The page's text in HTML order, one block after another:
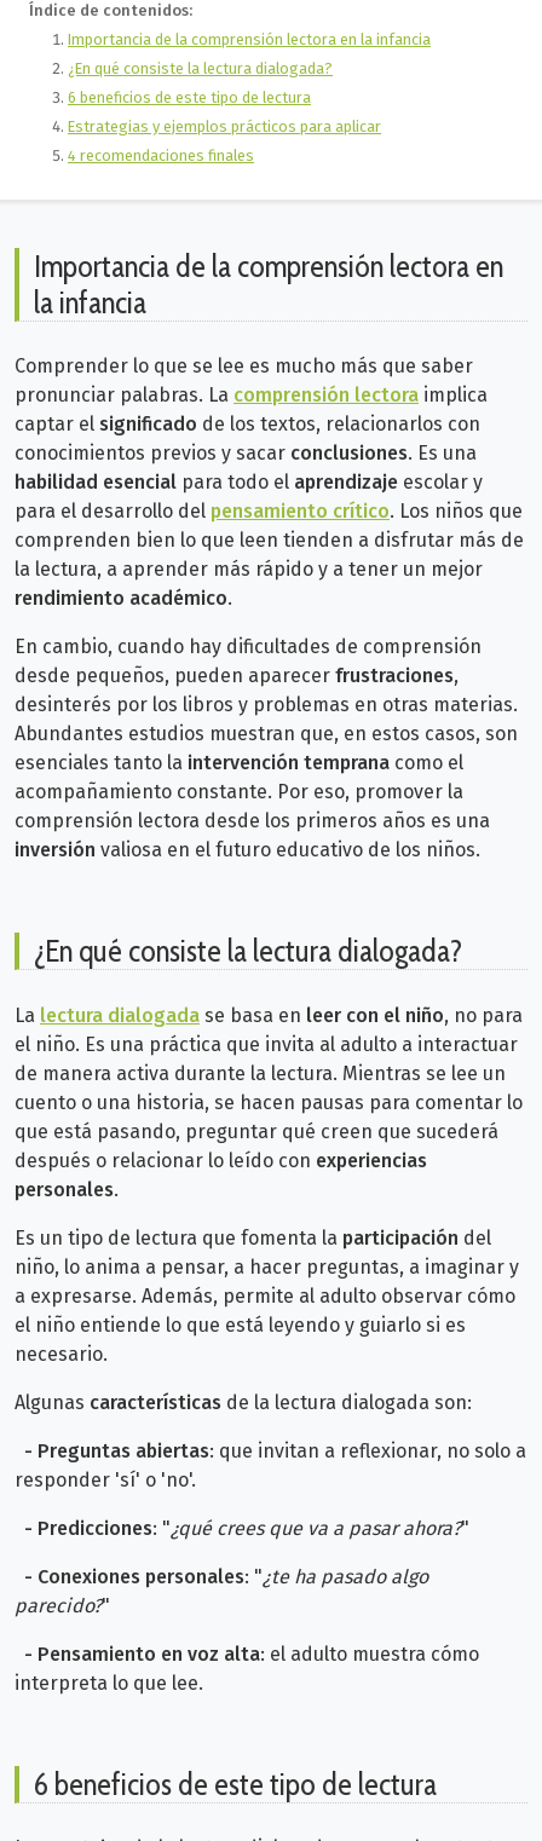
Índice de contenidos:
Importancia de la comprensión lectora en la infancia
¿En qué consiste la lectura dialogada?
6 beneficios de este tipo de lectura
Estrategias y ejemplos prácticos para aplicar
4 recomendaciones finales
Importancia de la comprensión lectora en
la infancia
Comprender lo que se lee es mucho más que saber
pronunciar palabras. La comprensión lectora implica
captar el significado de los textos, relacionarlos con
conocimientos previos y sacar conclusiones. Es una
habilidad esencial para todo el aprendizaje escolar y
para el desarrollo del pensamiento crítico. Los niños que
comprenden bien lo que leen tienden a disfrutar más de
la lectura, a aprender más rápido y a tener un mejor
rendimiento académico.
En cambio, cuando hay dificultades de comprensión
desde pequeños, pueden aparecer frustraciones,
desinterés por los libros y problemas en otras materias.
Abundantes estudios muestran que, en estos casos, son
esenciales tanto la intervención temprana como el
acompañamiento constante. Por eso, promover la
comprensión lectora desde los primeros años es una
inversión valiosa en el futuro educativo de los niños.
¿En qué consiste la lectura dialogada?
La lectura dialogada se basa en leer con el niño, no para
el niño. Es una práctica que invita al adulto a interactuar
de manera activa durante la lectura. Mientras se lee un
cuento o una historia, se hacen pausas para comentar lo
que está pasando, preguntar qué creen que sucederá
después o relacionar lo leído con experiencias
personales.
Es un tipo de lectura que fomenta la participación del
niño, lo anima a pensar, a hacer preguntas, a imaginar y
a expresarse. Además, permite al adulto observar cómo
el niño entiende lo que está leyendo y guiarlo si es
necesario.
Algunas características de la lectura dialogada son:
- Preguntas abiertas: que invitan a reflexionar, no solo a
responder 'sí' o 'no'.
- Predicciones: "¿qué crees que va a pasar ahora?"
- Conexiones personales: "¿te ha pasado algo
parecido?"
- Pensamiento en voz alta: el adulto muestra cómo
interpreta lo que lee.
6 beneficios de este tipo de lectura